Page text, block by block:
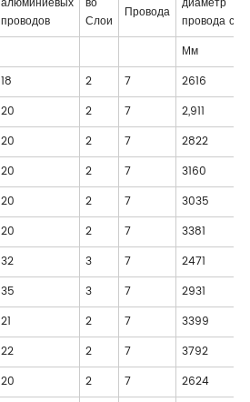
проводов
Слои
Провода
провода
Мм
18 2 7
2616
20 2 7
2,911
20 2 7
2822
20 2 7
3160
20 2 7
3035
20 2 7
3381
32 3 7
2471
35 3 7
2931
21 2 7
3399
22 2 7
3792
20 2 7
2624